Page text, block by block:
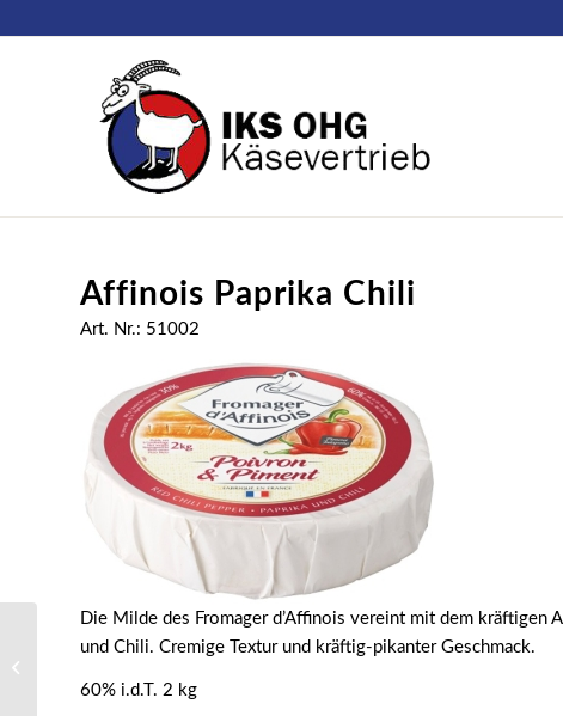
Affinois Paprika Chili
Art. Nr.: 51002
Die Milde des Fromager d’Affinois vereint mit dem kräftigen
und Chili. Cremige Textur und kräftig-pikanter Geschmack.
60% i.d.T. 2 kg
5100 – Französischer
Tortenbrie 50%